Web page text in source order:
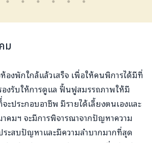
ม
องพักใกล้แล้วเสร็จ เพื่อให้คนพิการได้มีที่
องรับให้การดูแล ฟื้นฟูสมรรถภาพให้มี
ะประกอบอาชีพ มีรายได้เลี้ยงตนเองและ
คมฯ จะมีการพิจารณาจากปัญหาความ
ะสบปัญหาและมีความลำบากมากที่สุด